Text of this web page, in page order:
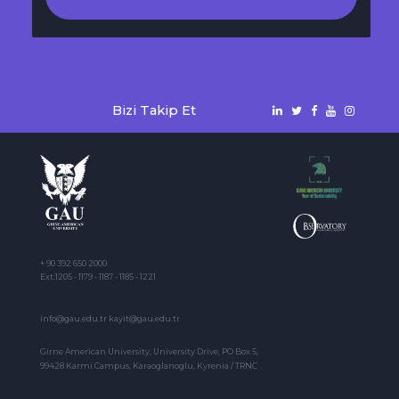
Bizi Takip Et
+ 90 392 650 2000
Ext:1205 - 1179 - 1187 - 1185 - 1221
info@gau.edu.tr kayit@gau.edu.tr
Girne American University, University Drive, PO Box 5,
99428 Karmi Campus, Karaoglanoglu, Kyrenia / TRNC